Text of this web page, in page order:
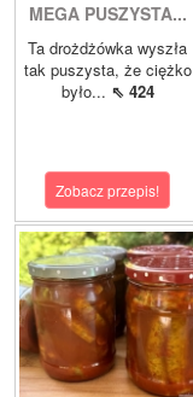
MEGA PUSZYSTA...
Ta drożdżówka wyszła
tak puszysta, że ciężko
było... ⇖ 424
Zobacz przepis!